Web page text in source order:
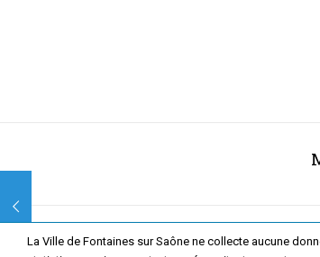
La Ville de Fontaines sur Saône ne collecte aucune